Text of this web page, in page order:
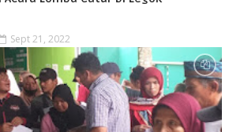
Sept 21, 2022